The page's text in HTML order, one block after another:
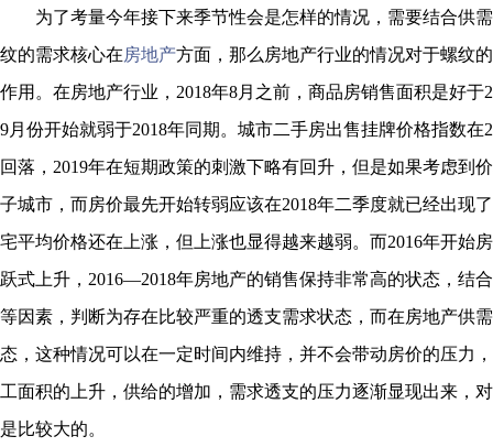
为了考量今年接下来季节性会是怎样的情况，需要结合供
纹的需求核心在房地产方面，那么房地产行业的情况对于螺纹
作用。在房地产行业，2018年8月之前，商品房销售面积是好于
9月份开始就弱于2018年同期。城市二手房出售挂牌价格指数在
回落，2019年在短期政策的刺激下略有回升，但是如果考虑到
子城市，而房价最先开始转弱应该在2018年二季度就已经出现
宅平均价格还在上涨，但上涨也显得越来越弱。而2016年开始
跃式上升，2016—2018年房地产的销售保持非常高的状态，结
等因素，判断为存在比较严重的透支需求状态，而在房地产供
态，这种情况可以在一定时间内维持，并不会带动房价的压力
工面积的上升，供给的增加，需求透支的压力逐渐显现出来，
是比较大的。